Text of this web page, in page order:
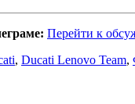
Перейти к
, Ducati Lenovo Team,